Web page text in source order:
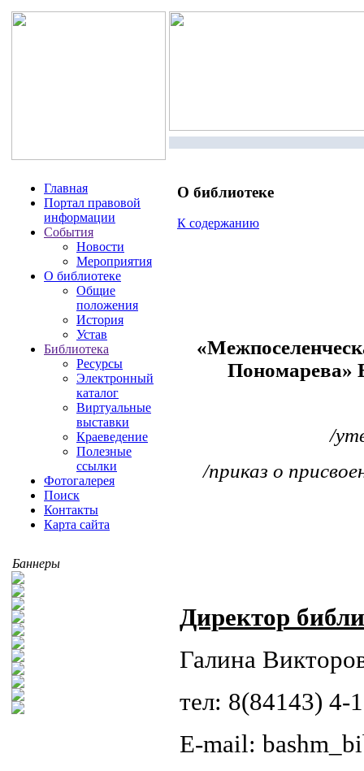
Главная
Портал правовой
информации
События
Новости
Мероприятия
О библиотеке
Общие
положения
История
Устав
Библиотека
Ресурсы
Электронный
каталог
Виртуальные
выставки
Краеведение
Полезные
ссылки
Фотогалерея
Поиск
Контакты
Карта сайта
Баннеры
О библиотеке
К содержанию
Пономарева»
/
/приказ о
Директор
Галина
тел: 8(84143) 4-
E-mail: